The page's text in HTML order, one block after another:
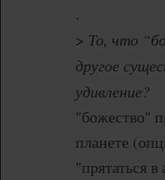
.
> То, что
другое
удивление?
"божество"
планете
"прятаться